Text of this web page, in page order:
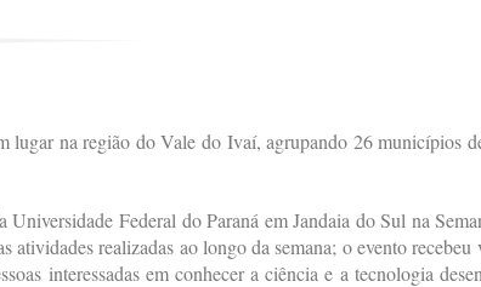
lugar na região do Vale do Ivaí, agrupando 26 municípios
Federal do Paraná em Jandaia do Sul na
realizadas ao longo da semana; o evento recebeu
interessadas em conhecer a ciência e a tecnologia